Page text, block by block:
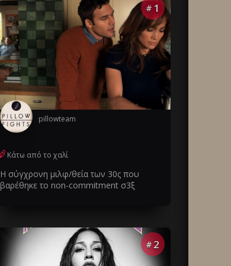
# 1
pillowteam
Κάτω από το χαλί
Η σύγχρονη μιλφ/θεία των 30ς που
βαρέθηκε το non-commitment σ3ξ
# 2